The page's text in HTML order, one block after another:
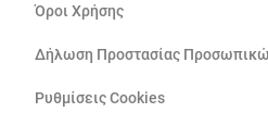
Όροι Χρήσης
Δήλωση Προστασίας
Ρυθμίσεις Cookies